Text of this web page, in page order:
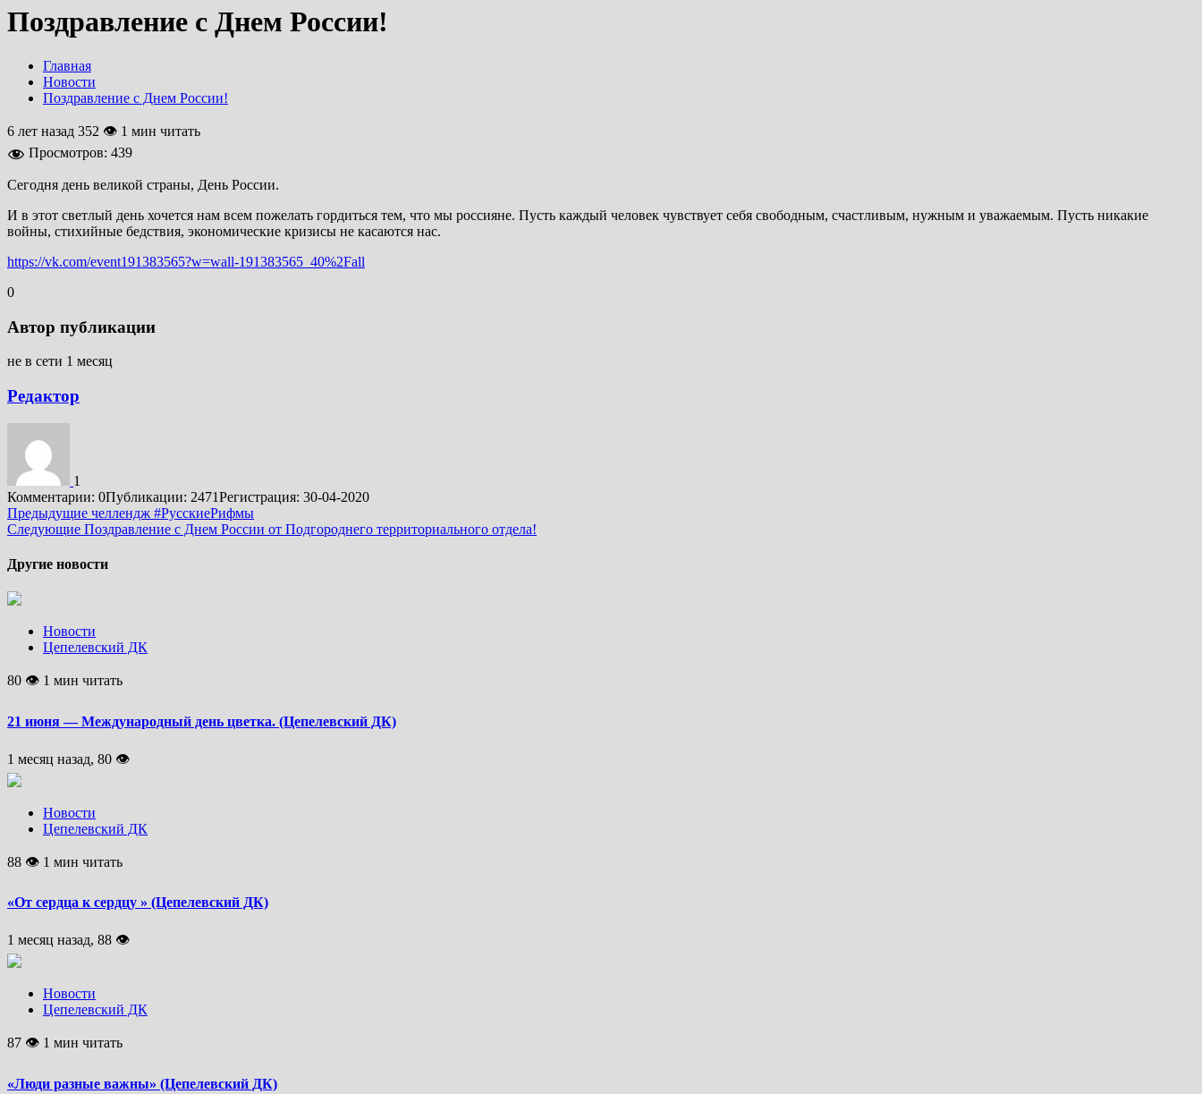
Поздравление с Днем России!
Главная
Новости
Поздравление с Днем России!
6 лет назад 352 👁 1 мин читать
Просмотров: 439
Сегодня день великой страны, День России.
И в этот светлый день хочется нам всем пожелать гордиться тем, что мы россияне. Пусть каждый человек чувствует себя свободным, счастливым, нужным и уважаемым. Пусть никакие
войны, стихийные бедствия, экономические кризисы не касаются нас.
https://vk.com/event191383565?w=wall-191383565_40%2Fall
0
Автор публикации
не в сети 1 месяц
Редактор
1
Комментарии: 0Публикации: 2471Регистрация: 30-04-2020
Подробнее
Предыдущие челлендж #РусскиеРифмы
Следующие Поздравление с Днем России от Подгороднего территориального отдела!
Другие новости
Новости
Цепелевский ДК
80 👁 1 мин читать
21 июня — Международный день цветка. (Цепелевский ДК)
1 месяц назад, 80 👁
Новости
Цепелевский ДК
88 👁 1 мин читать
«От сердца к сердцу » (Цепелевский ДК)
1 месяц назад, 88 👁
Новости
Цепелевский ДК
87 👁 1 мин читать
«Люди разные важны» (Цепелевский ДК)